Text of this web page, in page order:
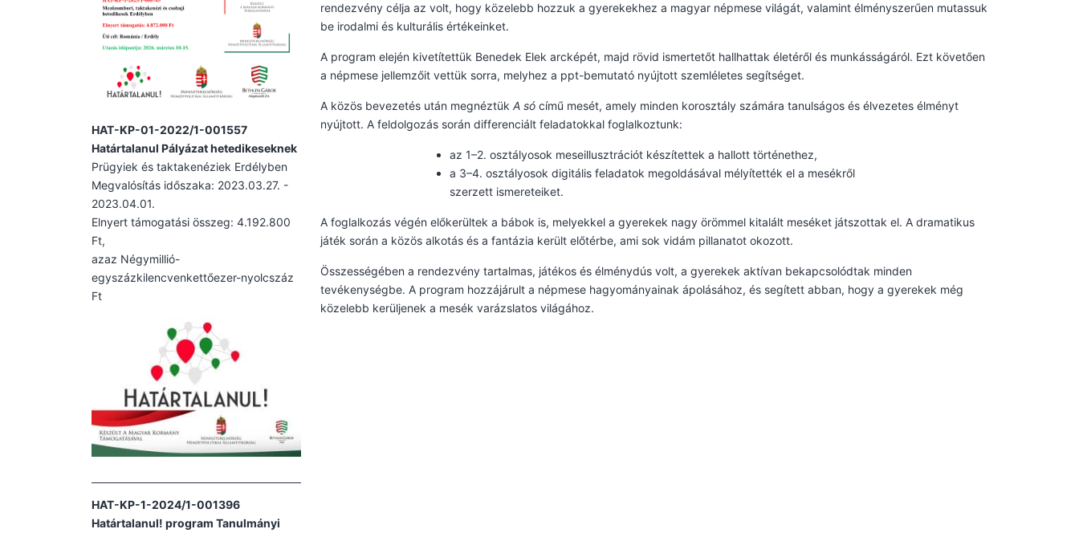
HAT-KP-01-2022/1-001557
Határtalanul Pályázat hetedikeseknek
Prügyiek és taktakenéziek Erdélyben
Megvalósítás időszaka: 2023.03.27. -
2023.04.01.
Elnyert támogatási összeg: 4.192.800
Ft,
azaz Négymillió-
egyszázkilencvenkettőezer-nyolcszáz
Ft
HAT-KP-1-2024/1-001396
Határtalanul! program Tanulmányi
rendezvény célja az volt, hogy közelebb hozzuk a gyerekekhez a magyar népmese világát, valamint élményszerűen mutassuk
be irodalmi és kulturális értékeinket.
A program elején kivetítettük Benedek Elek arcképét, majd rövid ismertetőt hallhattak életéről és munkásságáról. Ezt követően
a népmese jellemzőit vettük sorra, melyhez a ppt-bemutató nyújtott szemléletes segítséget.
A közös bevezetés után megnéztük A só című mesét, amely minden korosztály számára tanulságos és élvezetes élményt
nyújtott. A feldolgozás során differenciált feladatokkal foglalkoztunk:
az 1–2. osztályosok meseillusztrációt készítettek a hallott történethez,
a 3–4. osztályosok digitális feladatok megoldásával mélyítették el a mesékről
szerzett ismereteiket.
A foglalkozás végén előkerültek a bábok is, melyekkel a gyerekek nagy örömmel kitalált meséket játszottak el. A dramatikus
játék során a közös alkotás és a fantázia került előtérbe, ami sok vidám pillanatot okozott.
Összességében a rendezvény tartalmas, játékos és élménydús volt, a gyerekek aktívan bekapcsolódtak minden
tevékenységbe. A program hozzájárult a népmese hagyományainak ápolásához, és segített abban, hogy a gyerekek még
közelebb kerüljenek a mesék varázslatos világához.